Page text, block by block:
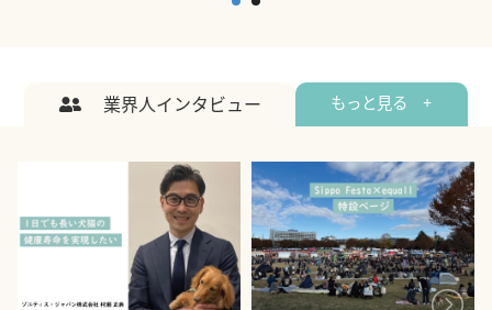
業界人インタビュー もっと見る +